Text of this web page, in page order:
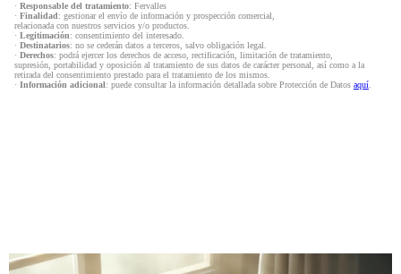
· Responsable del tratamiento: Fervalles
· Finalidad: gestionar el envío de información y prospección comercial,
relacionada con nuestros servicios y/o productos.
· Legitimación: consentimiento del interesado.
· Destinatarios: no se cederán datos a terceros, salvo obligación legal.
· Derechos: podrá ejercer los derechos de acceso, rectificación, limitación de tratamiento,
supresión, portabilidad y oposición al tratamiento de sus datos de carácter personal, así como a la
retirada del consentimiento prestado para el tratamiento de los mismos.
· Información adicional: puede consultar la información detallada sobre Protección de Datos aquí.